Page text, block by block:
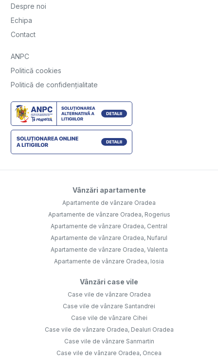
Despre noi
Echipa
Contact
ANPC
Politică cookies
Politică de confidențialitate
Vânzări apartamente
Apartamente de vânzare Oradea
Apartamente de vânzare Oradea, Rogerius
Apartamente de vânzare Oradea, Central
Apartamente de vânzare Oradea, Nufarul
Apartamente de vânzare Oradea, Valenta
Apartamente de vânzare Oradea, Iosia
Vânzări case vile
Case vile de vânzare Oradea
Case vile de vânzare Santandrei
Case vile de vânzare Cihei
Case vile de vânzare Oradea, Dealuri Oradea
Case vile de vânzare Sanmartin
Case vile de vânzare Oradea, Oncea